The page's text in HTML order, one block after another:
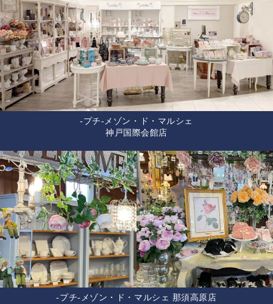
-プチ-メゾン・ド・マルシェ
神戸国際会館店
-プチ-メゾン・ド・マルシェ 那須高原店